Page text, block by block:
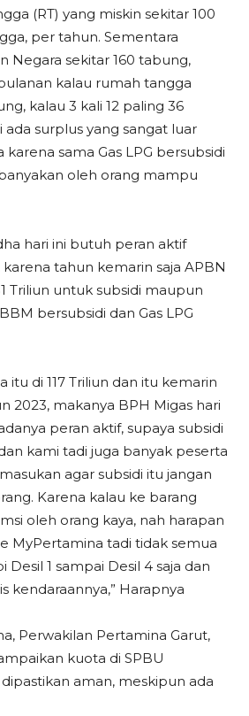
(RT) yang miskin sekitar 100
per tahun. Sementara
Negara sekitar 160 tabung,
kalau rumah tangga
kalau 3 kali 12 paling 36
surplus yang sangat luar
karena sama Gas LPG bersubsidi
oleh orang mampu
hari ini butuh peran aktif
tahun kemarin saja APBN
Triliun untuk subsidi maupun
bersubsidi dan Gas LPG
itu di 117 Triliun dan itu kemarin
2023, makanya BPH Migas hari
peran aktif, supaya subsidi
kami tadi juga banyak peserta
agar subsidi itu jangan
Karena kalau ke barang
oleh orang kaya, nah harapan
MyPertamina tadi tidak semua
Desil 1 sampai Desil 4 saja dan
kendaraannya,” Harapnya
Perwakilan Pertamina Garut,
kuota di SPBU
aman, meskipun ada